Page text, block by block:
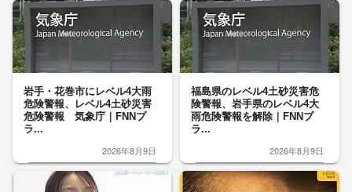
岩手・花巻市にレベル4大雨
危険警報、レベル4土砂災害
危険警報 気象庁｜FNNプ
ラ...
2026年8月9日
福島県のレベル4土砂災害危
険警報、岩手県のレベル4大
雨危険警報を解除｜FNNプ
ラ...
2026年8月9日